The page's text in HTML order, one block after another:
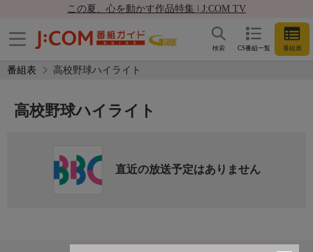
この夏、心を動かす作品特集 | J:COM TV
CS番組一覧 番組表
検索
番組表 高校野球ハイライト
高校野球ハイライト
直近の放送予定はありません